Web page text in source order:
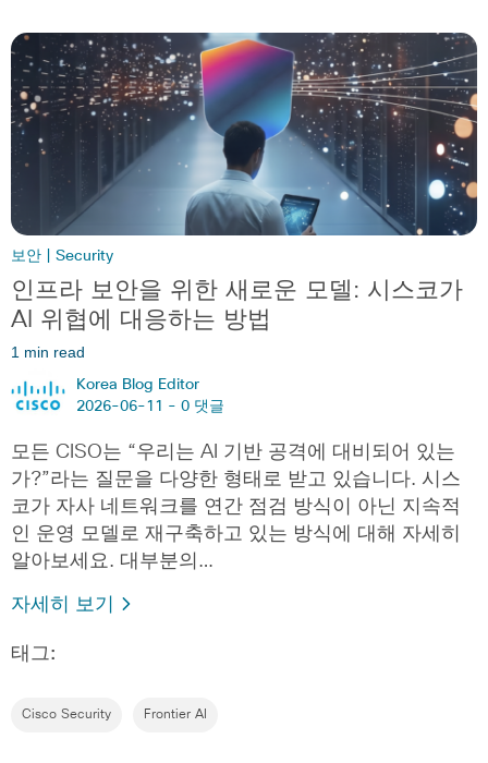
보안 | Security
인프라 보안을 위한 새로운 모델: 시스코가
AI 위협에 대응하는 방법
1 min read
Korea Blog Editor
2026-06-11 - 0 댓글
모든 CISO는 “우리는 AI 기반 공격에 대비되어 있는
가?”라는 질문을 다양한 형태로 받고 있습니다. 시스
코가 자사 네트워크를 연간 점검 방식이 아닌 지속적
인 운영 모델로 재구축하고 있는 방식에 대해 자세히
알아보세요. 대부분의…
자세히 보기
태그:
Cisco Security Frontier AI